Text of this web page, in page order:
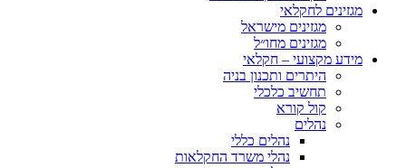
מגזינים לחקלאי
מגזינים מישראל
מגזינים מחו״ל
מידע מקצועי – חקלאי
היתרים ותכנון בניה
תחשיב כלכלי
קול קורא
נהלים
נהלים כללי
נהלי משרד החקלאות